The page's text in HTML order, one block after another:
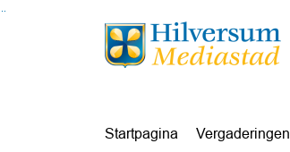
Ga naar de inhoud van deze pagina
Ga naar het zoeken
Ga naar het menu
Startpagina Vergaderingen